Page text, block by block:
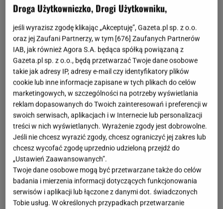
Droga Użytkowniczko, Drogi Użytkowniku,
jeśli wyrazisz zgodę klikając „Akceptuję”, Gazeta.pl sp. z o.o.
oraz jej Zaufani Partnerzy, w tym [676] Zaufanych Partnerów
IAB, jak również Agora S.A. będąca spółką powiązaną z
Gazeta.pl sp. z o.o., będą przetwarzać Twoje dane osobowe
takie jak adresy IP, adresy e-mail czy identyfikatory plików
cookie lub inne informacje zapisane w tych plikach do celów
marketingowych, w szczególności na potrzeby wyświetlania
reklam dopasowanych do Twoich zainteresowań i preferencji w
swoich serwisach, aplikacjach i w Internecie lub personalizacji
treści w nich wyświetlanych. Wyrażenie zgody jest dobrowolne.
Jeśli nie chcesz wyrazić zgody, chcesz ograniczyć jej zakres lub
chcesz wycofać zgodę uprzednio udzieloną przejdź do
„Ustawień Zaawansowanych”.
Twoje dane osobowe mogą być przetwarzane także do celów
badania i mierzenia informacji dotyczących funkcjonowania
serwisów i aplikacji lub łączone z danymi dot. świadczonych
Tobie usług. W określonych przypadkach przetwarzanie